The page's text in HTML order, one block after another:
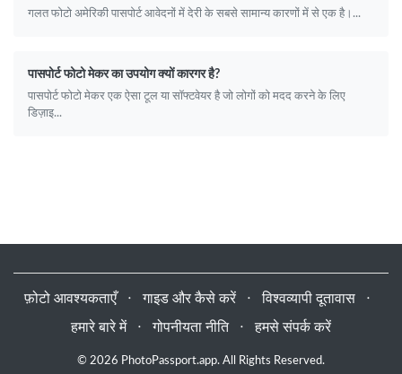
गलत फोटो अमेरिकी पासपोर्ट आवेदनों में देरी के सबसे सामान्य कारणों में से एक है।...
पासपोर्ट फोटो मेकर का उपयोग क्यों कारगर है?
पासपोर्ट फोटो मेकर एक ऐसा टूल या सॉफ्टवेयर है जो लोगों को मदद करने के लिए
डिज़ाइ...
फ़ोटो आवश्यकताएँ ⋅ गाइड और कैसे करें ⋅ विश्वव्यापी दूतावास
⋅
हमारे बारे में
⋅ गोपनीयता नीति ⋅ हमसे संपर्क करें
© 2026 PhotoPassport.app. All Rights Reserved.